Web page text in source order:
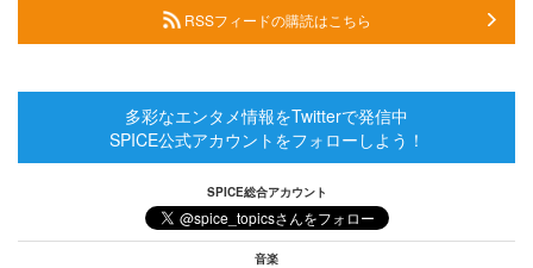
RSSフィードの購読はこちら
多彩なエンタメ情報をTwitterで発信中
SPICE公式アカウントをフォローしよう！
SPICE総合アカウント
音楽